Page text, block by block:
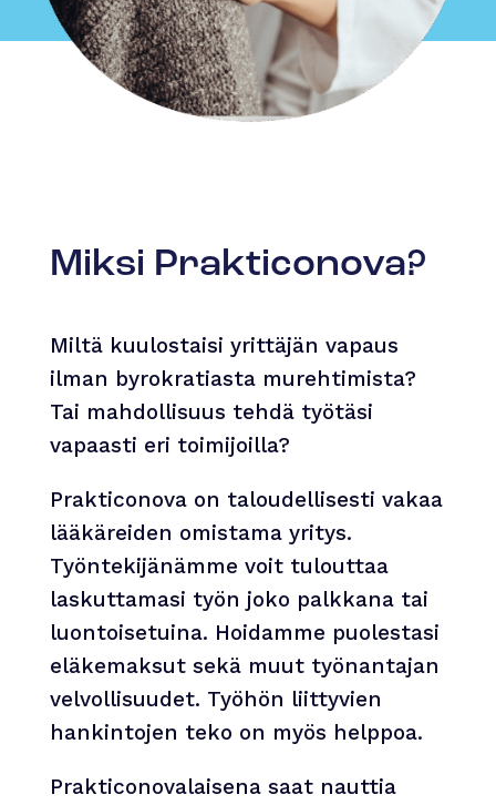
Miksi Prakticonova?
Miltä kuulostaisi yrittäjän vapaus
ilman byrokratiasta murehtimista?
Tai mahdollisuus tehdä työtäsi
vapaasti eri toimijoilla?
Prakticonova on taloudellisesti vakaa
lääkäreiden omistama yritys.
Työntekijänämme voit tulouttaa
laskuttamasi työn joko palkkana tai
luontoisetuina. Hoidamme puolestasi
eläkemaksut sekä muut työnantajan
velvollisuudet. Työhön liittyvien
hankintojen teko on myös helppoa.
Prakticonovalaisena saat nauttia